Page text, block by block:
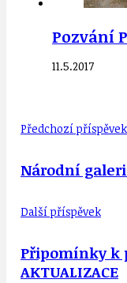
Pozvání
11.5.2017
Předchozí příspěvek
Národní
Další příspěvek
Připomínky k
AKTUALIZACE